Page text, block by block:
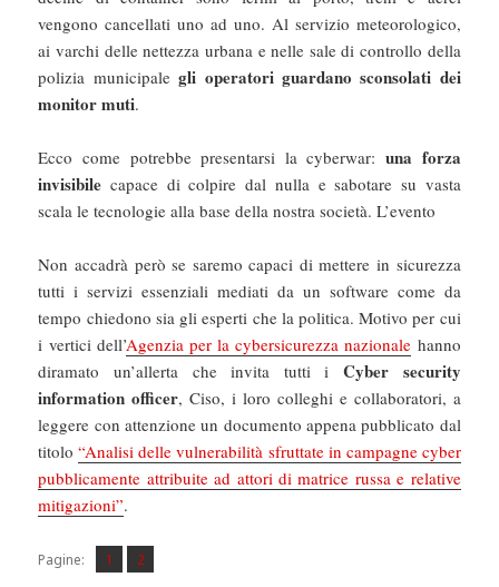
vengono cancellati uno ad uno. Al servizio meteorologico,
ai varchi delle nettezza urbana e nelle sale di controllo della
polizia municipalegli operatori guardano sconsolati dei
monitor muti.
Ecco come potrebbe presentarsi la cyberwar: una forza
invisibile capace di colpire dal nulla e sabotare su vasta
scala le tecnologie alla base della nostra società. L’evento
Non accadrà però se saremo capaci di mettere in sicurezza
tutti i servizi essenziali mediati da un software come da
tempo chiedono sia gli esperti che la politica. Motivo per cui
i vertici dell’Agenzia per la cybersicurezza nazionale hanno
diramato un’allerta che invita tutti i Cyber security
information officer, Ciso, i loro colleghi e collaboratori, a
leggere con attenzione un documento appena pubblicato dal
titolo“Analisi delle vulnerabilità sfruttate in campagne cyber
pubblicamente attribuite ad attori di matrice russa e relative
mitigazioni”.
Pagine: Pagina
1 ,
Pagina
2